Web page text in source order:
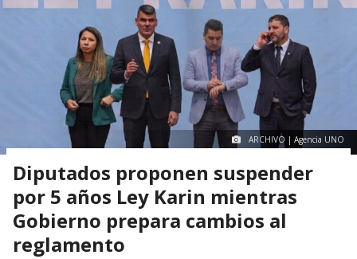
ARCHIVO | Agencia UNO
Diputados proponen suspender
por 5 años Ley Karin mientras
Gobierno prepara cambios al
reglamento